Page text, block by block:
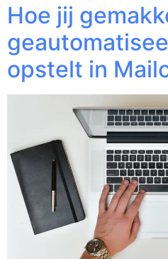
Hoe jij
opstelt in